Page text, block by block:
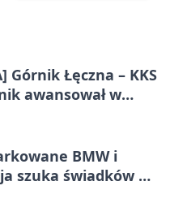
Górnik Łęczna – KKS
awansował w
BMW i
szuka świadków w